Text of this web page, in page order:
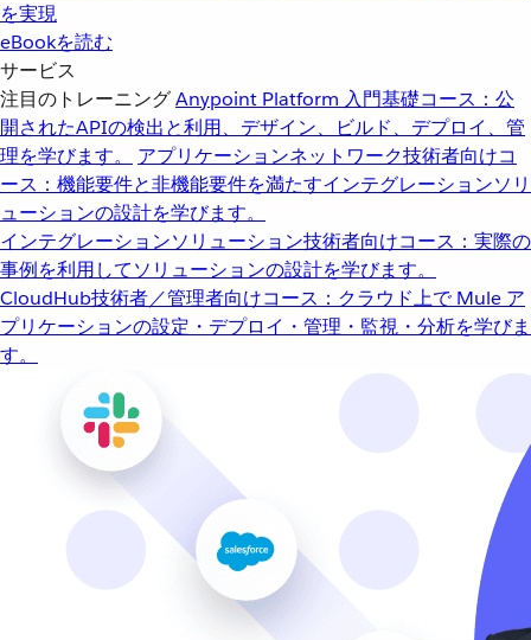
を実現
eBookを読む
サービス
注目のトレーニングAnypoint Platform 入門基礎コース：公
開されたAPIの検出と利用、デザイン、ビルド、デプロイ、管
理を学びます。
アプリケーションネットワーク技術者向けコ
ース：機能要件と非機能要件を満たすインテグレーションソリ
ューションの設計を学びます。
インテグレーションソリューション技術者向けコース：実際の
事例を利用してソリューションの設計を学びます。
CloudHub技術者／管理者向けコース：クラウド上で Mule ア
プリケーションの設定・デプロイ・管理・監視・分析を学びま
す。